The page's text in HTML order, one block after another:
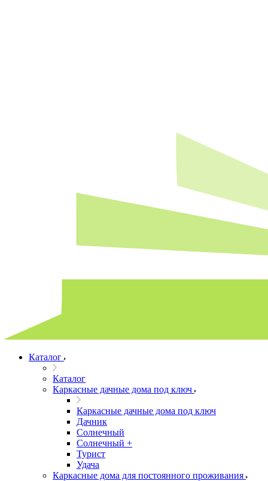
Каталог
Каталог
Каркасные дачные дома под ключ
Каркасные дачные дома под ключ
Дачник
Солнечный
Солнечный +
Турист
Удача
Каркасные дома для постоянного проживания